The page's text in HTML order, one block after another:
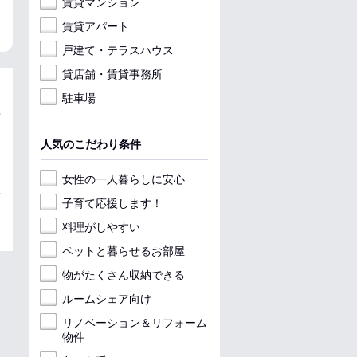
賃貸アパート
戸建て・テラスハウス
貸店舗・賃貸事務所
駐車場
人気のこだわり条件
女性の一人暮らしに安心
子育て応援します！
料理がしやすい
ペットと暮らせるお部屋
物がたくさん収納できる
ルームシェア向け
リノベーション＆リフォーム
物件